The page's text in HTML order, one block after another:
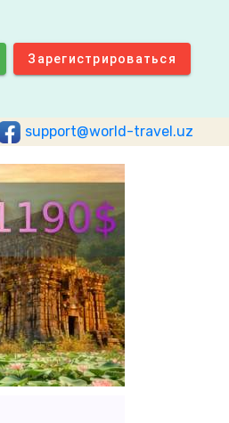
Зарегистрироваться
support@world-travel.uz